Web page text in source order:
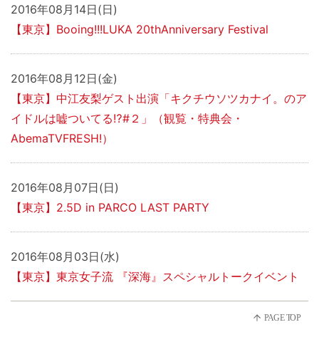
2016年08月14日(日)
【東京】Booing!!!LUKA 20thAnniversary Festival
2016年08月12日(金)
【東京】中江友梨ゲスト出演「キクチウソツカナイ。のア
イドルは嘘ついてる⁉#２」（観覧・特典会・
AbemaTVFRESH!）
2016年08月07日(日)
【東京】2.5D in PARCO LAST PARTY
2016年08月03日(水)
【東京】東京女子流 『深海』スペシャルトークイベント